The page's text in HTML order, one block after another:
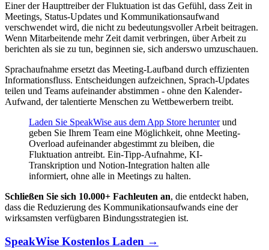
Einer der Haupttreiber der Fluktuation ist das Gefühl, dass Zeit in
Meetings, Status-Updates und Kommunikationsaufwand
verschwendet wird, die nicht zu bedeutungsvoller Arbeit beitragen.
Wenn Mitarbeitende mehr Zeit damit verbringen, über Arbeit zu
berichten als sie zu tun, beginnen sie, sich anderswo umzuschauen.
Sprachaufnahme ersetzt das Meeting-Laufband durch effizienten
Informationsfluss. Entscheidungen aufzeichnen, Sprach-Updates
teilen und Teams aufeinander abstimmen - ohne den Kalender-
Aufwand, der talentierte Menschen zu Wettbewerbern treibt.
Laden Sie SpeakWise aus dem App Store herunterund
geben Sie Ihrem Team eine Möglichkeit, ohne Meeting-
Overload aufeinander abgestimmt zu bleiben, die
Fluktuation antreibt. Ein-Tipp-Aufnahme, KI-
Transkription und Notion-Integration halten alle
informiert, ohne alle in Meetings zu halten.
Schließen Sie sich 10.000+ Fachleuten an, die entdeckt haben,
dass die Reduzierung des Kommunikationsaufwands eine der
wirksamsten verfügbaren Bindungsstrategien ist.
SpeakWise Kostenlos Laden →